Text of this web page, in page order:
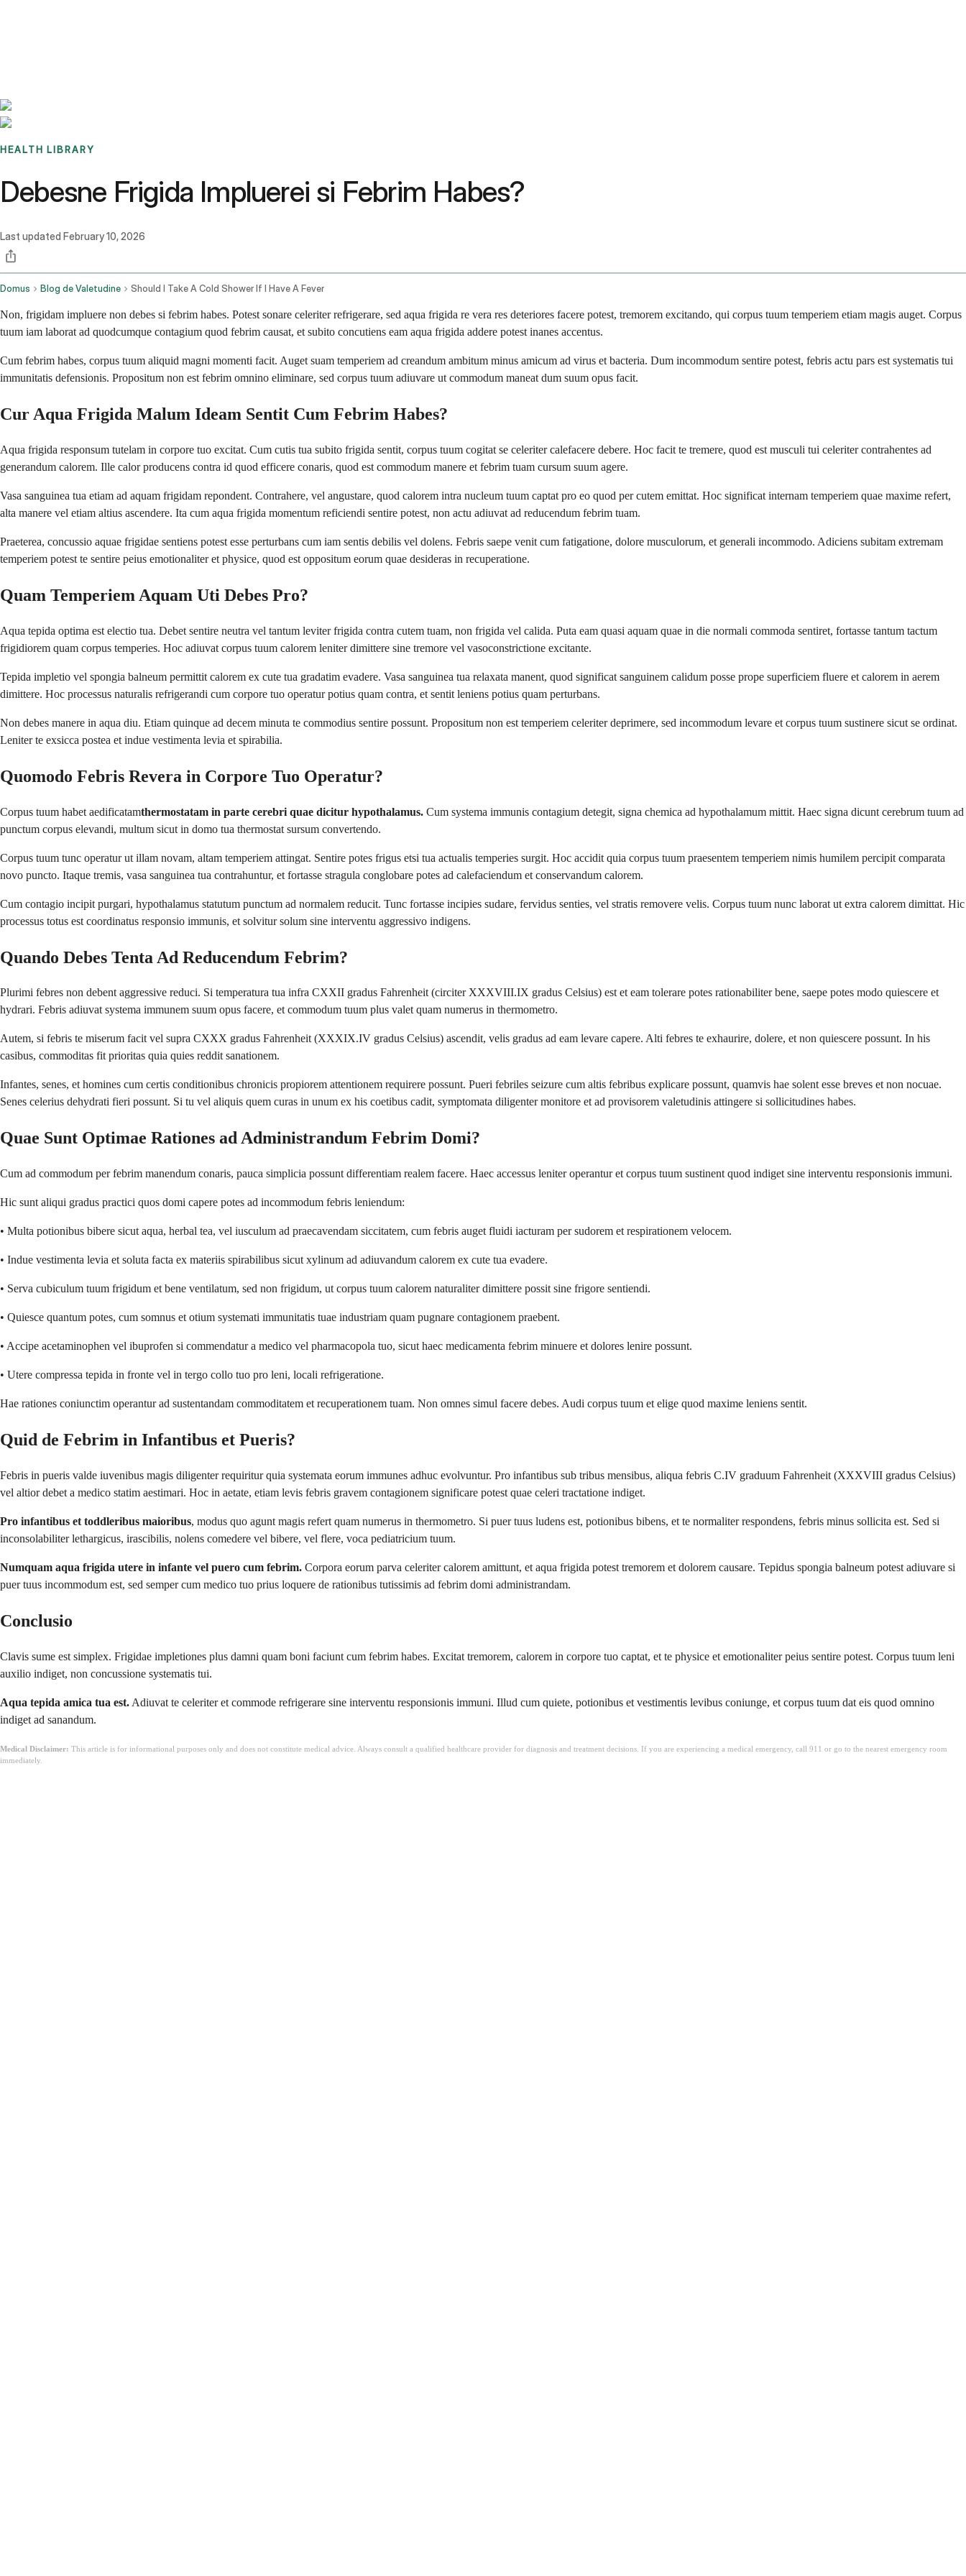
HEALTH LIBRARY
Debesne Frigida Impluerei si Febrim Habes?
Last updated February 10, 2026
Domus Blog de Valetudine Should I Take A Cold Shower If I Have A Fever
Non, frigidam impluere non debes si febrim habes. Potest sonare celeriter refrigerare, sed aqua frigida re vera res deteriores facere potest, tremorem excitando, qui corpus tuum temperiem etiam magis auget. Corpus
tuum iam laborat ad quodcumque contagium quod febrim causat, et subito concutiens eam aqua frigida addere potest inanes accentus.
Cum febrim habes, corpus tuum aliquid magni momenti facit. Auget suam temperiem ad creandum ambitum minus amicum ad virus et bacteria. Dum incommodum sentire potest, febris actu pars est systematis tui
immunitatis defensionis. Propositum non est febrim omnino eliminare, sed corpus tuum adiuvare ut commodum maneat dum suum opus facit.
Cur Aqua Frigida Malum Ideam Sentit Cum Febrim Habes?
Aqua frigida responsum tutelam in corpore tuo excitat. Cum cutis tua subito frigida sentit, corpus tuum cogitat se celeriter calefacere debere. Hoc facit te tremere, quod est musculi tui celeriter contrahentes ad
generandum calorem. Ille calor producens contra id quod efficere conaris, quod est commodum manere et febrim tuam cursum suum agere.
Vasa sanguinea tua etiam ad aquam frigidam repondent. Contrahere, vel angustare, quod calorem intra nucleum tuum captat pro eo quod per cutem emittat. Hoc significat internam temperiem quae maxime refert,
alta manere vel etiam altius ascendere. Ita cum aqua frigida momentum reficiendi sentire potest, non actu adiuvat ad reducendum febrim tuam.
Praeterea, concussio aquae frigidae sentiens potest esse perturbans cum iam sentis debilis vel dolens. Febris saepe venit cum fatigatione, dolore musculorum, et generali incommodo. Adiciens subitam extremam
temperiem potest te sentire peius emotionaliter et physice, quod est oppositum eorum quae desideras in recuperatione.
Quam Temperiem Aquam Uti Debes Pro?
Aqua tepida optima est electio tua. Debet sentire neutra vel tantum leviter frigida contra cutem tuam, non frigida vel calida. Puta eam quasi aquam quae in die normali commoda sentiret, fortasse tantum tactum
frigidiorem quam corpus temperies. Hoc adiuvat corpus tuum calorem leniter dimittere sine tremore vel vasoconstrictione excitante.
Tepida impletio vel spongia balneum permittit calorem ex cute tua gradatim evadere. Vasa sanguinea tua relaxata manent, quod significat sanguinem calidum posse prope superficiem fluere et calorem in aerem
dimittere. Hoc processus naturalis refrigerandi cum corpore tuo operatur potius quam contra, et sentit leniens potius quam perturbans.
Non debes manere in aqua diu. Etiam quinque ad decem minuta te commodius sentire possunt. Propositum non est temperiem celeriter deprimere, sed incommodum levare et corpus tuum sustinere sicut se ordinat.
Leniter te exsicca postea et indue vestimenta levia et spirabilia.
Quomodo Febris Revera in Corpore Tuo Operatur?
Corpus tuum habet aedificatamthermostatam in parte cerebri quae dicitur hypothalamus. Cum systema immunis contagium detegit, signa chemica ad hypothalamum mittit. Haec signa dicunt cerebrum tuum ad
punctum corpus elevandi, multum sicut in domo tua thermostat sursum convertendo.
Corpus tuum tunc operatur ut illam novam, altam temperiem attingat. Sentire potes frigus etsi tua actualis temperies surgit. Hoc accidit quia corpus tuum praesentem temperiem nimis humilem percipit comparata
novo puncto. Itaque tremis, vasa sanguinea tua contrahuntur, et fortasse stragula conglobare potes ad calefaciendum et conservandum calorem.
Cum contagio incipit purgari, hypothalamus statutum punctum ad normalem reducit. Tunc fortasse incipies sudare, fervidus senties, vel stratis removere velis. Corpus tuum nunc laborat ut extra calorem dimittat. Hic
processus totus est coordinatus responsio immunis, et solvitur solum sine interventu aggressivo indigens.
Quando Debes Tenta Ad Reducendum Febrim?
Plurimi febres non debent aggressive reduci. Si temperatura tua infra CXXII gradus Fahrenheit (circiter XXXVIII.IX gradus Celsius) est et eam tolerare potes rationabiliter bene, saepe potes modo quiescere et
hydrari. Febris adiuvat systema immunem suum opus facere, et commodum tuum plus valet quam numerus in thermometro.
Autem, si febris te miserum facit vel supra CXXX gradus Fahrenheit (XXXIX.IV gradus Celsius) ascendit, velis gradus ad eam levare capere. Alti febres te exhaurire, dolere, et non quiescere possunt. In his
casibus, commoditas fit prioritas quia quies reddit sanationem.
Infantes, senes, et homines cum certis conditionibus chronicis propiorem attentionem requirere possunt. Pueri febriles seizure cum altis febribus explicare possunt, quamvis hae solent esse breves et non nocuae.
Senes celerius dehydrati fieri possunt. Si tu vel aliquis quem curas in unum ex his coetibus cadit, symptomata diligenter monitore et ad provisorem valetudinis attingere si sollicitudines habes.
Quae Sunt Optimae Rationes ad Administrandum Febrim Domi?
Cum ad commodum per febrim manendum conaris, pauca simplicia possunt differentiam realem facere. Haec accessus leniter operantur et corpus tuum sustinent quod indiget sine interventu responsionis immuni.
Hic sunt aliqui gradus practici quos domi capere potes ad incommodum febris leniendum:
• Multa potionibus bibere sicut aqua, herbal tea, vel iusculum ad praecavendam siccitatem, cum febris auget fluidi iacturam per sudorem et respirationem velocem.
• Indue vestimenta levia et soluta facta ex materiis spirabilibus sicut xylinum ad adiuvandum calorem ex cute tua evadere.
• Serva cubiculum tuum frigidum et bene ventilatum, sed non frigidum, ut corpus tuum calorem naturaliter dimittere possit sine frigore sentiendi.
• Quiesce quantum potes, cum somnus et otium systemati immunitatis tuae industriam quam pugnare contagionem praebent.
• Accipe acetaminophen vel ibuprofen si commendatur a medico vel pharmacopola tuo, sicut haec medicamenta febrim minuere et dolores lenire possunt.
• Utere compressa tepida in fronte vel in tergo collo tuo pro leni, locali refrigeratione.
Hae rationes coniunctim operantur ad sustentandam commoditatem et recuperationem tuam. Non omnes simul facere debes. Audi corpus tuum et elige quod maxime leniens sentit.
Quid de Febrim in Infantibus et Pueris?
Febris in pueris valde iuvenibus magis diligenter requiritur quia systemata eorum immunes adhuc evolvuntur. Pro infantibus sub tribus mensibus, aliqua febris C.IV graduum Fahrenheit (XXXVIII gradus Celsius)
vel altior debet a medico statim aestimari. Hoc in aetate, etiam levis febris gravem contagionem significare potest quae celeri tractatione indiget.
Pro infantibus et toddleribus maioribus, modus quo agunt magis refert quam numerus in thermometro. Si puer tuus ludens est, potionibus bibens, et te normaliter respondens, febris minus sollicita est. Sed si
inconsolabiliter lethargicus, irascibilis, nolens comedere vel bibere, vel flere, voca pediatricium tuum.
Numquam aqua frigida utere in infante vel puero cum febrim. Corpora eorum parva celeriter calorem amittunt, et aqua frigida potest tremorem et dolorem causare. Tepidus spongia balneum potest adiuvare si
puer tuus incommodum est, sed semper cum medico tuo prius loquere de rationibus tutissimis ad febrim domi administrandam.
Conclusio
Clavis sume est simplex. Frigidae impletiones plus damni quam boni faciunt cum febrim habes. Excitat tremorem, calorem in corpore tuo captat, et te physice et emotionaliter peius sentire potest. Corpus tuum leni
auxilio indiget, non concussione systematis tui.
Aqua tepida amica tua est. Adiuvat te celeriter et commode refrigerare sine interventu responsionis immuni. Illud cum quiete, potionibus et vestimentis levibus coniunge, et corpus tuum dat eis quod omnino
indiget ad sanandum.
Medical Disclaimer: This article is for informational purposes only and does not constitute medical advice. Always consult a qualified healthcare provider for diagnosis and treatment decisions. If you are experiencing a medical emergency, call 911 or go to the nearest emergency room
immediately.